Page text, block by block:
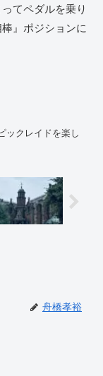
てペダルを乗り
』ポジションに
ックレイドを楽し
舟橋孝裕